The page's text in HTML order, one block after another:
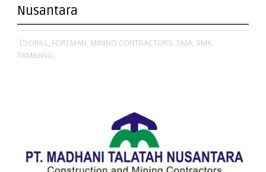
Nusantara
DRILL, FOREMAN, MINING CONTRACTORS, SMA, SMK,
TAMBANG,